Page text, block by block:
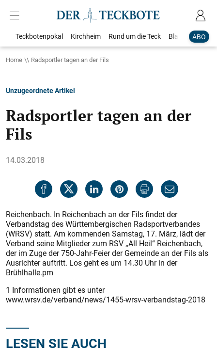
ABO
Teckbotenpokal Kirchheim Rund um die Teck Blaulicht
Home Radsportler tagen an der Fils
Unzugeordnete Artikel
Radsportler tagen an der
Fils
14.03.2018
Reichenbach. In Reichenbach an der Fils findet der
Verbandstag des Württembergischen Radsportverbandes
(WRSV) statt. Am kommenden Samstag, 17. März, lädt der
Verband seine Mitglieder zum RSV „All Heil“ Reichenbach,
der im Zuge der 750-Jahr-Feier der Gemeinde an der Fils als
Ausrichter auftritt. Los geht es um 14.30 Uhr in der
Brühlhalle.pm
1 Informationen gibt es unter
www.wrsv.de/verband/news/1455-wrsv-verbandstag-2018
LESEN SIE AUCH